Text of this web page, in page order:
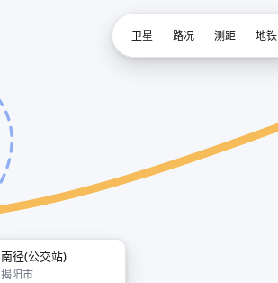
南径(公交站)
揭阳市
卫星 路况 测距 地铁